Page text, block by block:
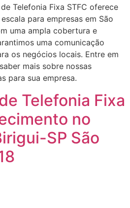
Telefonia Fixa STFC oferece
para empresas em São
uma ampla cobertura e
uma comunicação
os negócios locais. Entre em
mais sobre nossas
para sua empresa.
Telefonia Fixa
no
SP São